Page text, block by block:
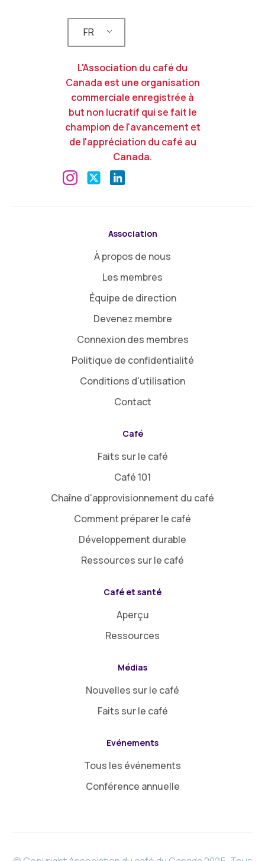
FR
L'Association du café du
Canada est une organisation
commerciale enregistrée à
but non lucratif qui se fait le
champion de l'avancement et
de l'appréciation du café au
Canada.
Association
À propos de nous
Les membres
Équipe de direction
Devenez membre
Connexion des membres
Politique de confidentialité
Conditions d'utilisation
Contact
Café
Faits sur le café
Café 101
Chaîne d'approvisionnement du café
Comment préparer le café
Développement durable
Ressources sur le café
Café et santé
Aperçu
Ressources
Médias
Nouvelles sur le café
Faits sur le café
Evénements
Tous les événements
Conférence annuelle